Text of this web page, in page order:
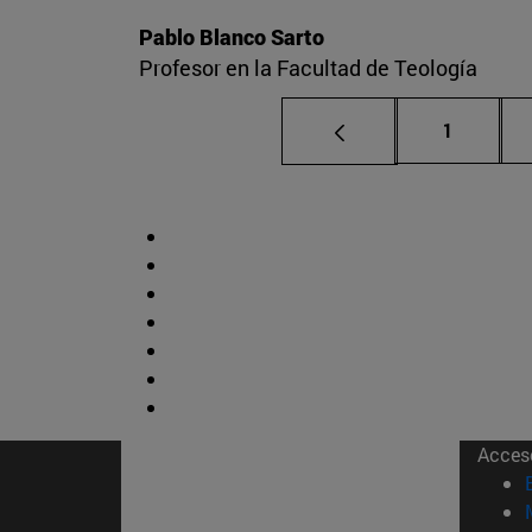
Pablo Blanco Sarto
Profesor en la Facultad de Teología
Página
1